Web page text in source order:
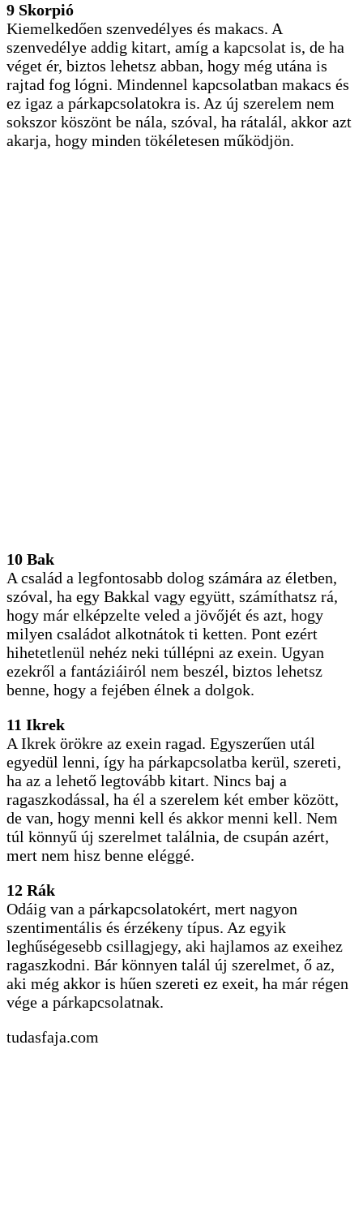
9 Skorpió
Kiemelkedően szenvedélyes és makacs. A
szenvedélye addig kitart, amíg a kapcsolat is, de ha
véget ér, biztos lehetsz abban, hogy még utána is
rajtad fog lógni. Mindennel kapcsolatban makacs és
ez igaz a párkapcsolatokra is. Az új szerelem nem
sokszor köszönt be nála, szóval, ha rátalál, akkor azt
akarja, hogy minden tökéletesen működjön.
10 Bak
A család a legfontosabb dolog számára az életben,
szóval, ha egy Bakkal vagy együtt, számíthatsz rá,
hogy már elképzelte veled a jövőjét és azt, hogy
milyen családot alkotnátok ti ketten. Pont ezért
hihetetlenül nehéz neki túllépni az exein. Ugyan
ezekről a fantáziáiról nem beszél, biztos lehetsz
benne, hogy a fejében élnek a dolgok.
11 Ikrek
A Ikrek örökre az exein ragad. Egyszerűen utál
egyedül lenni, így ha párkapcsolatba kerül, szereti,
ha az a lehető legtovább kitart. Nincs baj a
ragaszkodással, ha él a szerelem két ember között,
de van, hogy menni kell és akkor menni kell. Nem
túl könnyű új szerelmet találnia, de csupán azért,
mert nem hisz benne eléggé.
12 Rák
Odáig van a párkapcsolatokért, mert nagyon
szentimentális és érzékeny típus. Az egyik
leghűségesebb csillagjegy, aki hajlamos az exeihez
ragaszkodni. Bár könnyen talál új szerelmet, ő az,
aki még akkor is hűen szereti ez exeit, ha már régen
vége a párkapcsolatnak.
tudasfaja.com